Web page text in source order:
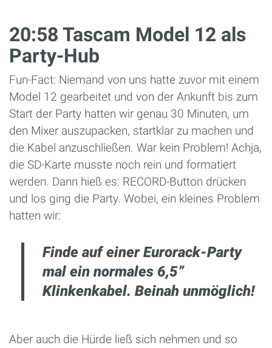
20:58 Tascam Model 12 als
Party-Hub
Fun-Fact: Niemand von uns hatte zuvor mit einem
Model 12 gearbeitet und von der Ankunft bis zum
Start der Party hatten wir genau 30 Minuten, um
den Mixer auszupacken, startklar zu machen und
die Kabel anzuschließen. War kein Problem! Achja,
die SD-Karte musste noch rein und formatiert
werden. Dann hieß es: RECORD-Button drücken
und los ging die Party. Wobei, ein kleines Problem
hatten wir:
Finde auf einer Eurorack-Party
mal ein normales 6,5”
Klinkenkabel. Beinah unmöglich!
Aber auch die Hürde ließ sich nehmen und so